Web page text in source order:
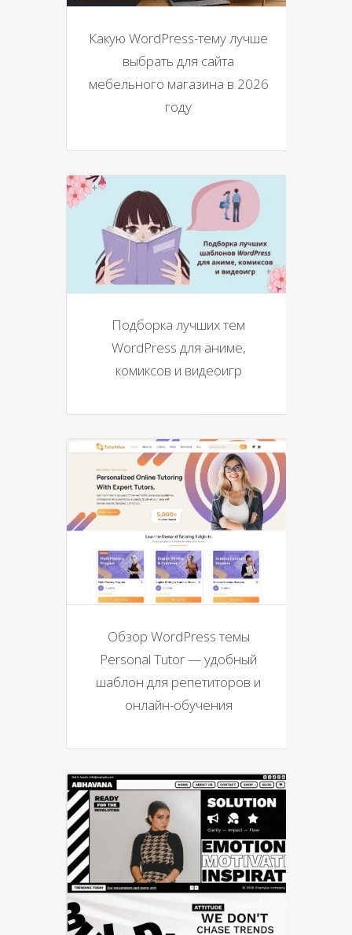
Какую WordPress-тему лучше
выбрать для сайта
мебельного магазина в 2026
году
Подборка лучших тем
WordPress для аниме,
комиксов и видеоигр
Обзор WordPress темы
Personal Tutor — удобный
шаблон для репетиторов и
онлайн-обучения